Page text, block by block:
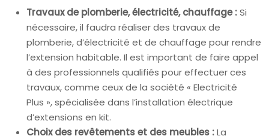
Travaux de plomberie, électricité, chauffage :Si
nécessaire, il faudra réaliser des travaux de
plomberie, d’électricité et de chauffage pour rendre
l’extension habitable. Il est important de faire appel
à des professionnels qualifiés pour effectuer ces
travaux, comme ceux de la société « Electricité
Plus », spécialisée dans l’installation électrique
d’extensions en kit.
Choix des revêtements et des meubles :La